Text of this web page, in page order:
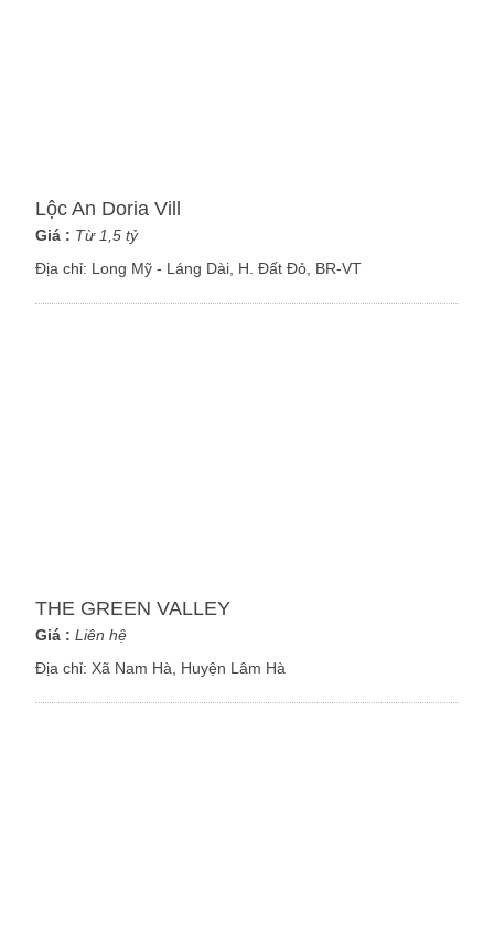
Lộc An Doria Vill
Giá : Từ 1,5 tỷ
Địa chỉ:
Long Mỹ - Láng Dài, H. Đất Đỏ, BR-VT
THE GREEN VALLEY
Giá : Liên hệ
Địa chỉ:Xã Nam Hà, Huyện Lâm Hà